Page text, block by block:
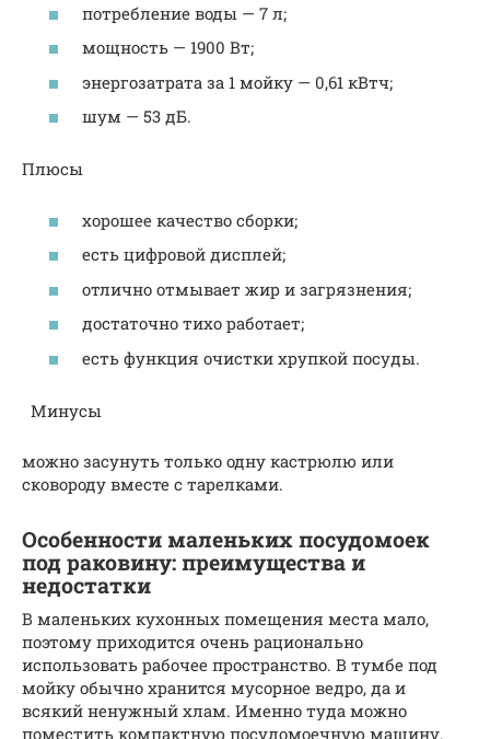
потребление воды — 7 л;
мощность — 1900 Вт;
энергозатрата за 1 мойку — 0,61 кВтч;
шум — 53 дБ.
Плюсы
хорошее качество сборки;
есть цифровой дисплей;
отлично отмывает жир и загрязнения;
достаточно тихо работает;
есть функция очистки хрупкой посуды.
Минусы
можно засунуть только одну кастрюлю или
сковороду вместе с тарелками.
Особенности маленьких посудомоек
под раковину: преимущества и
недостатки
В маленьких кухонных помещения места мало,
поэтому приходится очень рационально
использовать рабочее пространство. В тумбе под
мойку обычно хранится мусорное ведро, да и
всякий ненужный хлам. Именно туда можно
поместить компактную посудомоечную машину.